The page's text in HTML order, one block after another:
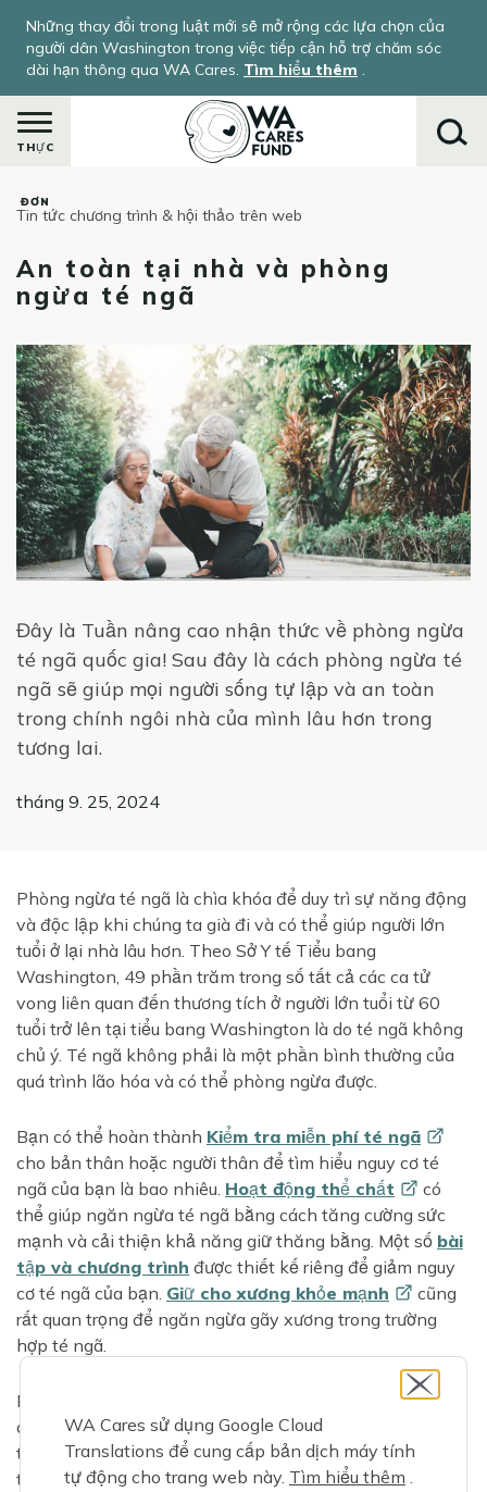
đến
dung
Những thay đổi trong luật mới sẽ mở rộng các lựa chọn của
người dân Washington trong việc tiếp cận hỗ trợ chăm sóc
dài hạn thông qua WA Cares. Tìm hiểu thêm .
THỰC
ĐƠN
kiếm
Tin tức chương trình & hội thảo trên web
An toàn tại nhà và phòng
ngừa té ngã
tháng 9. 25, 2024
Đây là Tuần nâng cao nhận thức về phòng ngừa
té ngã quốc gia! Sau đây là cách phòng ngừa té
ngã sẽ giúp mọi người sống tự lập và an toàn
trong chính ngôi nhà của mình lâu hơn trong
tương lai.
Phòng ngừa té ngã là chìa khóa để duy trì sự năng động
và độc lập khi chúng ta già đi và có thể giúp người lớn
tuổi ở lại nhà lâu hơn. Theo Sở Y tế Tiểu bang
Washington, 49 phần trăm trong số tất cả các ca tử
vong liên quan đến thương tích ở người lớn tuổi từ 60
tuổi trở lên tại tiểu bang Washington là do té ngã không
chủ ý. Té ngã không phải là một phần bình thường của
quá trình lão hóa và có thể phòng ngừa được.
Bạn có thể hoàn thành Kiểm tra miễn phí té ngã
cho bản thân hoặc người thân để tìm hiểu nguy cơ té
ngã của bạn là bao nhiêu. Hoạt động thể chất
có
thể giúp ngăn ngừa té ngã bằng cách tăng cường sức
mạnh và cải thiện khả năng giữ thăng bằng. Một số bài
tập và chương trình được thiết kế riêng để giảm nguy
cơ té ngã của bạn. Giữ cho xương khỏe mạnh
cũng
rất quan trọng để ngăn ngừa gãy xương trong trường
hợp té ngã.
Một bước quan trọng khác là đảm bảo ngôi nhà của bạn
an toàn, có thể bao gồm việc loại bỏ các mối nguy hiểm
tiềm ẩn và lắp đặt các tính năng an toàn như thanh vịn
trong phòng tắm hoặc ram dốc có tay vịn ở cửa trước.
WA Cares sử dụng Google Cloud
Translations để cung cấp bản dịch máy tính
tự động cho trang web này. Tìm hiểu thêm .